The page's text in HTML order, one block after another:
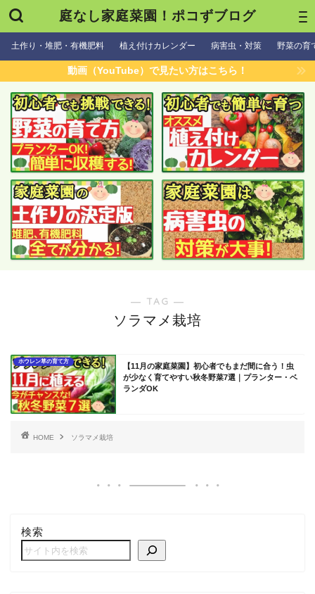
庭なし家庭菜園！ポコずブログ
土作り・堆肥・有機肥料 植え付けカレンダー 病害虫・対策 野菜の育
動画（YouTube）で見たい方はこちら！
― TAG ―
ソラマメ栽培
ホウレン草の育て方
【11月の家庭菜園】初心者でもまだ間に合う！虫
が少なく育てやすい秋冬野菜7選｜プランター・ベ
ランダOK
HOME ソラマメ栽培
検索